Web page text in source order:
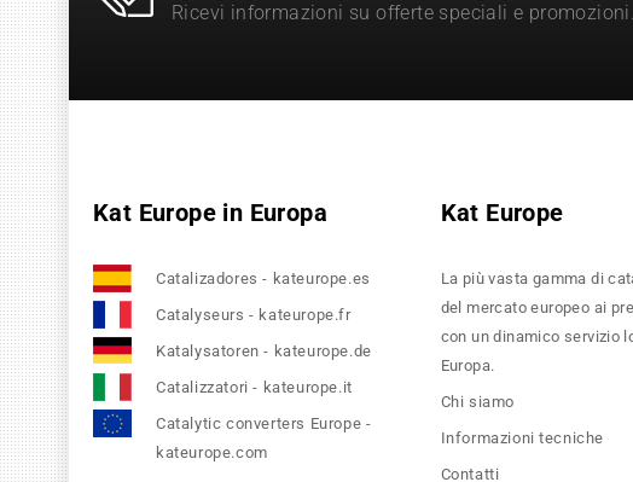
Ricevi informazioni su offerte speciali e promozioni.
Kat Europe in Europa
Catalizadores - kateurope.es
Catalyseurs - kateurope.fr
Katalysatoren - kateurope.de
Catalizzatori - kateurope.it
Catalytic converters Europe -
kateurope.com
Kat Europe
La più vasta gamma di
del mercato europeo ai
con un dinamico servizio
Europa.
Chi siamo
Informazioni tecniche
Contatti